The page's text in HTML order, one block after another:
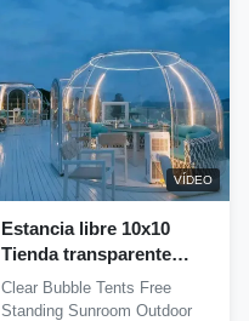
VÍDEO
Estancia libre 10x10
Tienda transparente
Estancia libre 10x10 Baja
pérdida
Clear Bubble Tents Free
Standing Sunroom Outdoor